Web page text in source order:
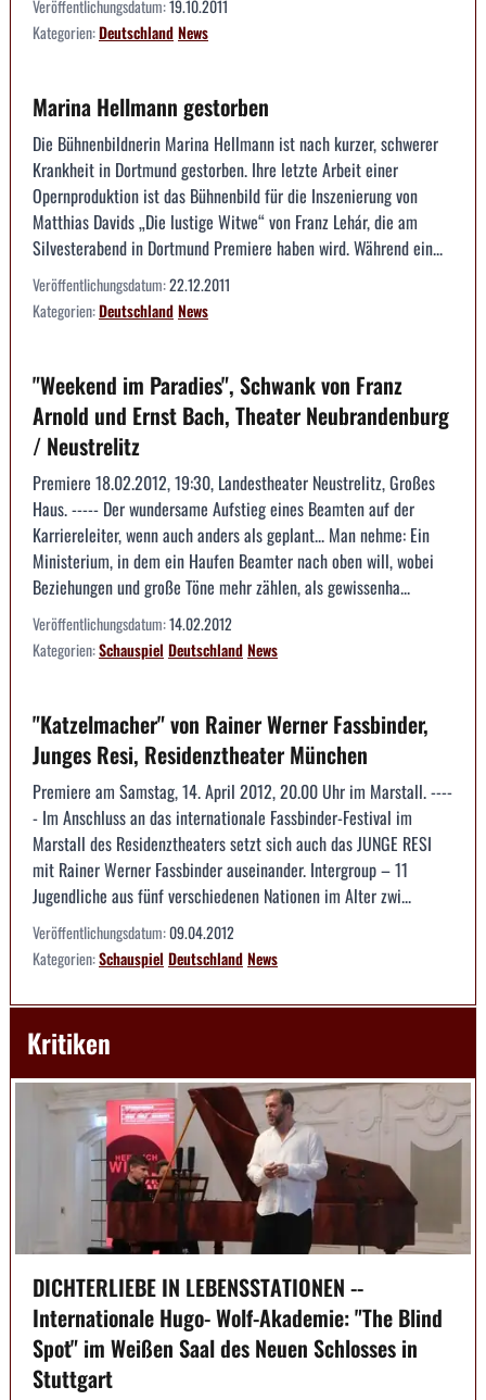
Veröffentlichungsdatum:19.10.2011
Kategorien:DeutschlandNews
Marina Hellmann gestorben
Die Bühnenbildnerin Marina Hellmann ist nach kurzer, schwerer
Krankheit in Dortmund gestorben. Ihre letzte Arbeit einer
Opernproduktion ist das Bühnenbild für die Inszenierung von
Matthias Davids „Die lustige Witwe“ von Franz Lehár, die am
Silvesterabend in Dortmund Premiere haben wird. Während ein...
Veröffentlichungsdatum:22.12.2011
Kategorien:DeutschlandNews
"Weekend im Paradies", Schwank von Franz
Arnold und Ernst Bach, Theater Neubrandenburg
/ Neustrelitz
Premiere 18.02.2012, 19:30, Landestheater Neustrelitz, Großes
Haus. ----- Der wundersame Aufstieg eines Beamten auf der
Karriereleiter, wenn auch anders als geplant... Man nehme: Ein
Ministerium, in dem ein Haufen Beamter nach oben will, wobei
Beziehungen und große Töne mehr zählen, als gewissenha...
Veröffentlichungsdatum:14.02.2012
Kategorien:Schauspiel DeutschlandNews
"Katzelmacher" von Rainer Werner Fassbinder,
Junges Resi, Residenztheater München
Premiere am Samstag, 14. April 2012, 20.00 Uhr im Marstall. ----
- Im Anschluss an das internationale Fassbinder-Festival im
Marstall des Residenztheaters setzt sich auch das JUNGE RESI
mit Rainer Werner Fassbinder auseinander. Intergroup – 11
Jugendliche aus fünf verschiedenen Nationen im Alter zwi...
Veröffentlichungsdatum:09.04.2012
Kategorien:Schauspiel DeutschlandNews
Kritiken
DICHTERLIEBE IN LEBENSSTATIONEN --
Internationale Hugo- Wolf-Akademie: "The Blind
Spot" im Weißen Saal des Neuen Schlosses in
Stuttgart